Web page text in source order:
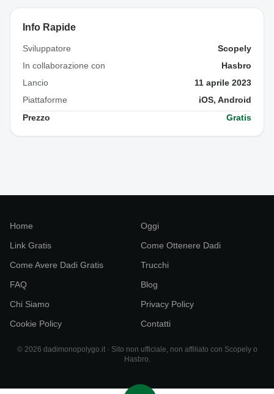
Info Rapide
Sviluppatore
Scopely
In collaborazione con
Hasbro
Lancio
11 aprile 2023
Piattaforme
iOS, Android
Prezzo
Gratis
Home
Oggi
Link Gratis
Come Ottenere Dadi
Come Avere Dadi Gratis
Trucchi
FAQ
Blog
Chi Siamo
Privacy Policy
Cookie Policy
Contatti
© 2026 dadimonopolygo.it · Sito non ufficiale, non affiliato con Scopely o
Hasbro.